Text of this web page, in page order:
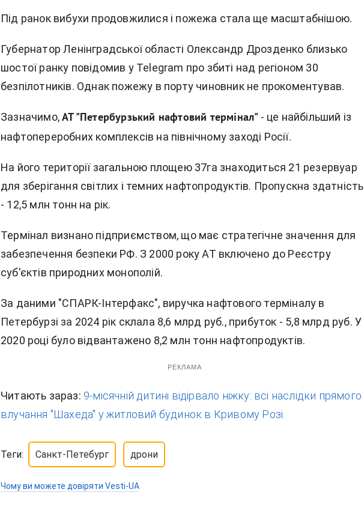
Під ранок вибухи продовжилися і пожежа стала ще масштабнішою.
Губернатор Ленінградської області Олександр Дрозденко близько
шостої ранку повідомив у Telegram про збиті над регіоном 30
безпілотників. Однак пожежу в порту чиновник не прокоментував.
Зазначимо, АТ "Петербурзький нафтовий термінал" - це найбільший із
нафтопереробних комплексів на північному заході Росії.
На його території загальною площею 37га знаходиться 21 резервуар
для зберігання світлих і темних нафтопродуктів. Пропускна здатність
- 12,5 млн тонн на рік.
Термінал визнано підприємством, що має стратегічне значення для
забезпечення безпеки РФ. З 2000 року АТ включено до Реєстру
суб'єктів природних монополій.
За даними "СПАРК-Інтерфакс", виручка нафтового терміналу в
Петербурзі за 2024 рік склала 8,6 млрд руб., прибуток - 5,8 млрд руб. У
2020 році було відвантажено 8,2 млн тонн нафтопродуктів.
РЕКЛАМА
Читають зараз: 9-місячній дитині відірвало ніжку: всі наслідки прямого
влучання "Шахеда" у житловий будинок в Кривому Розі.
Теги: Санкт-Петебург дрони
Чому ви можете довіряти Vesti-UA